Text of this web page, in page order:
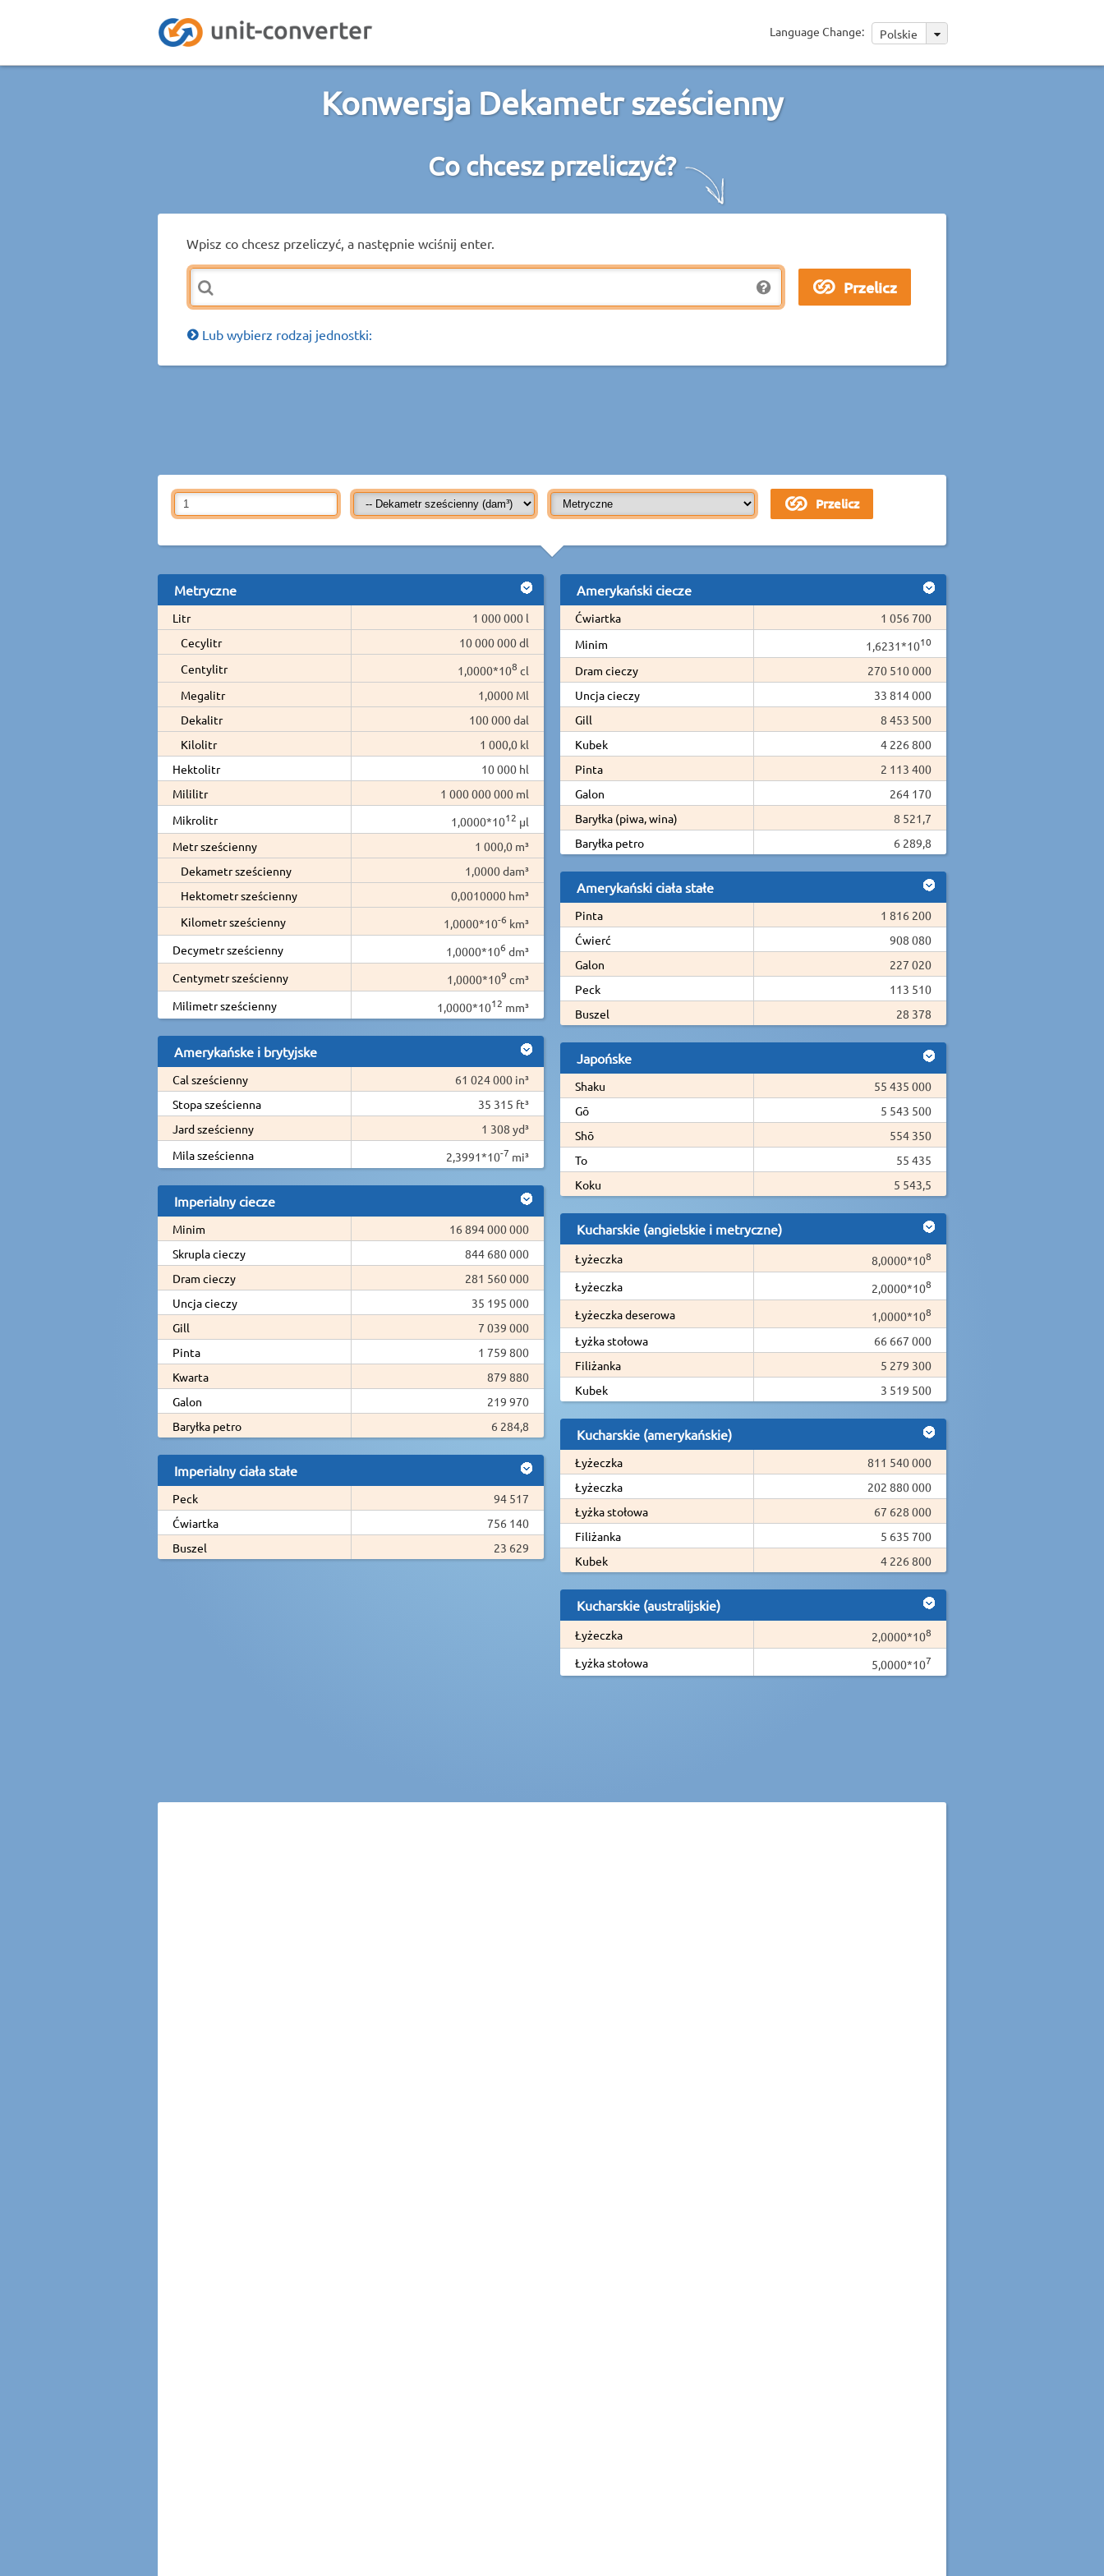
Language Change: Polskie
Konwersja Dekametr sześcienny
Co chcesz przeliczyć?
Wpisz co chcesz przeliczyć, a następnie wciśnij enter.
Lub wybierz rodzaj jednostki:
Metryczne
Litr
1 000 000 l
Cecylitr
10 000 000 dl
Centylitr
1,0000*108 cl
Megalitr
1,0000 Ml
Dekalitr
100 000 dal
Kilolitr
1 000,0 kl
Hektolitr
10 000 hl
Mililitr
1 000 000 000 ml
Mikrolitr
1,0000*1012 µl
Metr sześcienny
1 000,0 m³
Dekametr sześcienny
1,0000 dam³
Hektometr sześcienny
0,0010000 hm³
Kilometr sześcienny
1,0000*10-6 km³
Decymetr sześcienny
1,0000*106 dm³
Centymetr sześcienny
1,0000*109 cm³
Milimetr sześcienny
1,0000*1012 mm³
Amerykańske i brytyjske
Cal sześcienny
61 024 000 in³
Stopa sześcienna
35 315 ft³
Jard sześcienny
1 308 yd³
Mila sześcienna
2,3991*10-7 mi³
Imperialny ciecze
Minim
16 894 000 000
Skrupla cieczy
844 680 000
Dram cieczy
281 560 000
Uncja cieczy
35 195 000
Gill
7 039 000
Pinta
1 759 800
Kwarta
879 880
Galon
219 970
Baryłka petro
6 284,8
Imperialny ciała stałe
Peck
94 517
Ćwiartka
756 140
Buszel
23 629
Amerykański ciecze
Ćwiartka
1 056 700
Minim
1,6231*1010
Dram cieczy
270 510 000
Uncja cieczy
33 814 000
Gill
8 453 500
Kubek
4 226 800
Pinta
2 113 400
Galon
264 170
Baryłka (piwa, wina)
8 521,7
Baryłka petro
6 289,8
Amerykański ciała stałe
Pinta
1 816 200
Ćwierć
908 080
Galon
227 020
Peck
113 510
Buszel
28 378
Japońske
Shaku
55 435 000
Gō
5 543 500
Shō
554 350
To
55 435
Koku
5 543,5
Kucharskie (angielskie i metryczne)
Łyżeczka 8,0000*108
Łyżeczka 2,0000*108
Łyżeczka deserowa 1,0000*108
Łyżka stołowa
66 667 000
Filiżanka
5 279 300
Kubek
3 519 500
Kucharskie (amerykańskie)
Łyżeczka
811 540 000
Łyżeczka
202 880 000
Łyżka stołowa
67 628 000
Filiżanka
5 635 700
Kubek
4 226 800
Kucharskie (australijskie)
Łyżeczka 2,0000*108
Łyżka stołowa 5,0000*107